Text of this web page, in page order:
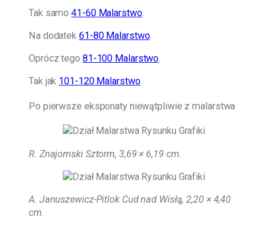
Tak samo41-60 Malarstwo.
Na dodatek 61-80 Malarstwo.
Oprócz tego 81-100 Malarstwo.
Tak jak 101-120 Malarstwo.
Po pierwsze eksponaty niewątpliwie z malarstwa
R. Znajomski Sztorm, 3,69 × 6,19 cm
A. Januszewicz-Pitlok Cud nad Wisłą, 2,20 × 4,40
cm.